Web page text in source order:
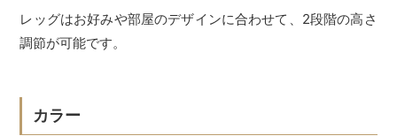
レッグはお好みや部屋のデザインに合わせて、2段階の高さ
調節が可能です。
カラー